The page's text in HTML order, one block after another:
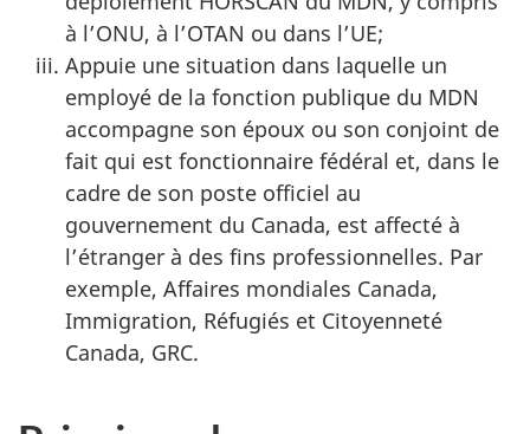
à l’ONU, à l’OTAN ou dans l’UE;
Appuie une situation dans laquelle un
employé de la fonction publique du MDN
accompagne son époux ou son conjoint de
fait qui est fonctionnaire fédéral et, dans le
cadre de son poste officiel au
gouvernement du Canada, est affecté à
l’étranger à des fins professionnelles. Par
exemple, Affaires mondiales Canada,
Immigration, Réfugiés et Citoyenneté
Canada, GRC.